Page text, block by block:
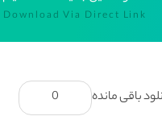
Download Via Direct Link
باقی مانده 0